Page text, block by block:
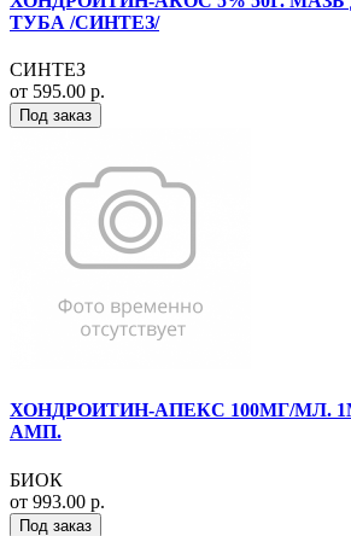
ТУБА /СИНТЕЗ/
СИНТЕЗ
от 595.00 р.
Под заказ
ХОНДРОИТИН-АПЕКС 100МГ/МЛ.
АМП.
БИОК
от 993.00 р.
Под заказ